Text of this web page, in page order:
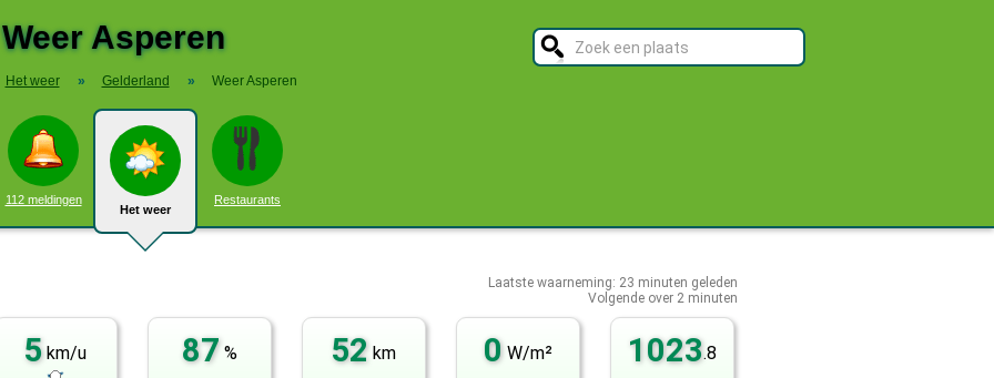
Weer Asperen
Het weer » Gelderland » Weer Asperen
112 meldingen
Het weer
Restaurants
Laatste waarneming: 23 minuten geleden
Volgende over 2 minuten
5 km/u 87 % 52 km 0 W/m² 1023.8